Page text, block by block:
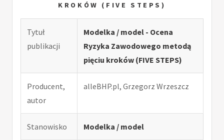
KROKÓW (FIVE STEPS)
Tytuł
publikacji
Modelka / model - Ocena
Ryzyka Zawodowego metodą
pięciu kroków (FIVE STEPS)
Producent,
autor
alleBHP.pl, Grzegorz Wrzeszcz
Stanowisko Modelka / model